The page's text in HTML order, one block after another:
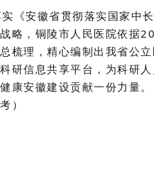
实《安徽省贯彻落实国家中
略，铜陵市人民医院依据
梳理，精心编制出我省公
研信息共享平台，为科研
康安徽建设贡献一份力量
）